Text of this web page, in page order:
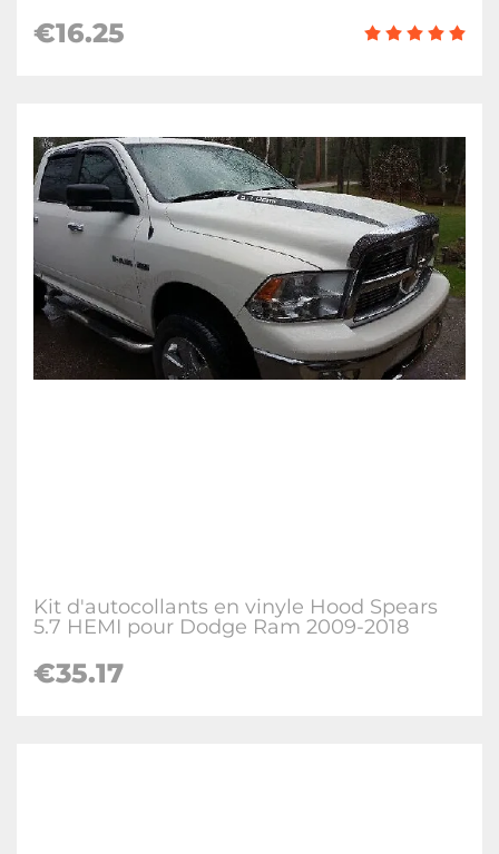
€16.25
Kit d'autocollants en vinyle Hood Spears
5.7 HEMI pour Dodge Ram 2009-2018
€35.17